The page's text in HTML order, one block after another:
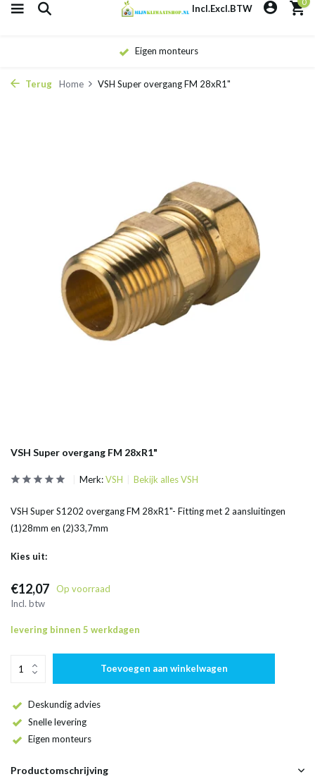
Incl.Excl.BTW
Eigen monteurs
Terug Home VSH Super overgang FM 28xR1"
VSH Super overgang FM 28xR1"
Merk:VSH Bekijk alles VSH
VSH Super S1202 overgang FM 28xR1"- Fitting met 2 aansluitingen
(1)28mm en (2)33,7mm
Kies uit:
€12,07
Op voorraad
Incl. btw
levering binnen 5 werkdagen
Toevoegen aan winkelwagen
Deskundig advies
Snelle levering
Eigen monteurs
Productomschrijving